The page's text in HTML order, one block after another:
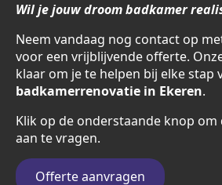
Wil je jouw droom badkamer
Neem vandaag nog contact op
voor een vrijblijvende offerte.
klaar om je te helpen bij elke stap
badkamerrenovatie in Ekeren.
Klik op de onderstaande knop
aan te vragen.
Offerte aanvragen